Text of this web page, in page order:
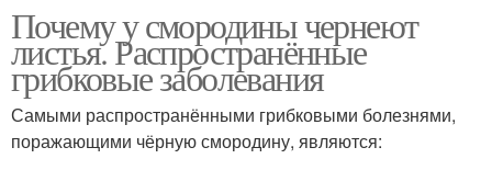
Почему у смородины чернеют
листья. Распространённые
грибковые заболевания
Самыми распространёнными грибковыми болезнями,
поражающими чёрную смородину, являются: